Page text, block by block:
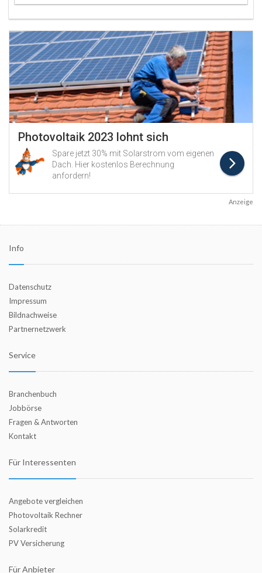
Anzeige
Info
Datenschutz
Impressum
Bildnachweise
Partnernetzwerk
Service
Branchenbuch
Jobbörse
Fragen & Antworten
Kontakt
Für Interessenten
Angebote vergleichen
Photovoltaik Rechner
Solarkredit
PV Versicherung
Für Anbieter